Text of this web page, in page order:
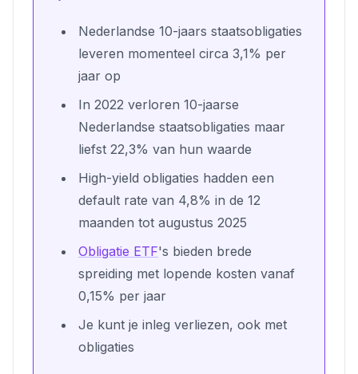
Nederlandse 10-jaars staatsobligaties
leveren momenteel circa 3,1% per
jaar op
In 2022 verloren 10-jaarse
Nederlandse staatsobligaties maar
liefst 22,3% van hun waarde
High-yield obligaties hadden een
default rate van 4,8% in de 12
maanden tot augustus 2025
Obligatie ETF's bieden brede
spreiding met lopende kosten vanaf
0,15% per jaar
Je kunt je inleg verliezen, ook met
obligaties